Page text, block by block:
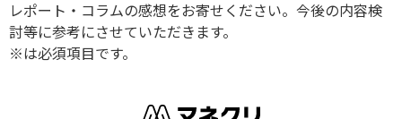
レポート・コラムの感想をお寄せください。今後の内容検
討等に参考にさせていただきます。
※は必須項目です。